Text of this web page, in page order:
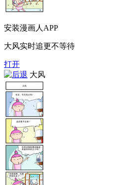
安装漫画人APP
大风实时追更不等待
打开
大风